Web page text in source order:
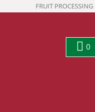
FRUIT PROCESSING
0